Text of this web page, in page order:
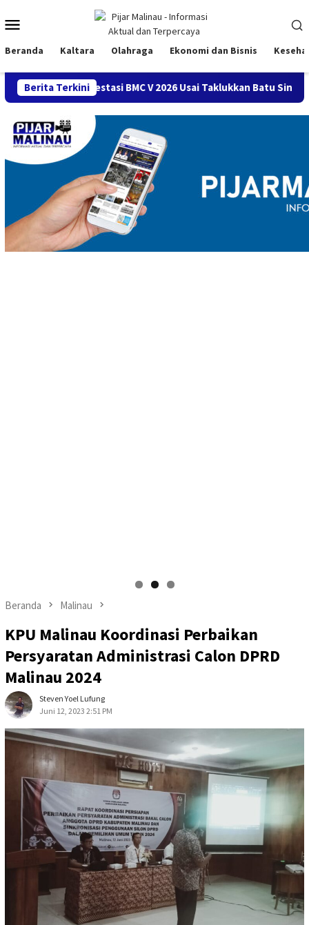
ke
Mobile
Beranda Kaltara Olahraga Ekonomi dan Bisnis
Berita Terkini
BMC V 2026 Usai Taklukkan Batu Singai FC 2-1
Beranda Malinau
KPU Malinau Koordinasi Perbaikan
Persyaratan Administrasi Calon DPRD
Malinau 2024
Steven Yoel Lufung
Juni 12, 2023 2:51 PM